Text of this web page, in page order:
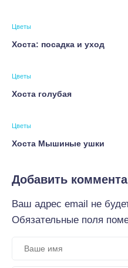
Цветы
Хоста: посадка и уход
Цветы
Хоста голубая
Цветы
Хоста Мышиные ушки
Добавить
Ваш адрес email не
Обязательные поля